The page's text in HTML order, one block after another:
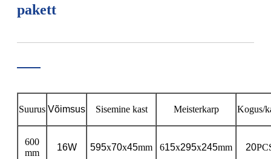
pakett
Suurus Võimsus Sisemine kast Meisterkarp Kogus/
600
mm
16W 595x70x45mm 615x295x245mm 20